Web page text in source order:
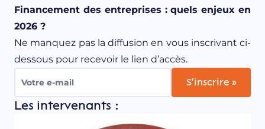
Financement des entreprises : quels enjeux en
2026 ?
Ne manquez pas la diffusion en vous inscrivant ci-
dessous pour recevoir le lien d’accès.
S'inscrire »
Les intervenants :